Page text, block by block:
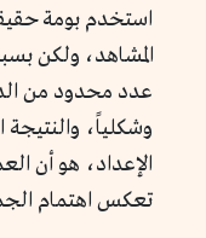
استخدم بومة
المشاهد، ولكن
عدد محدود من
وشكلياً،
الإعداد، هو أن
تعكس اهتمام